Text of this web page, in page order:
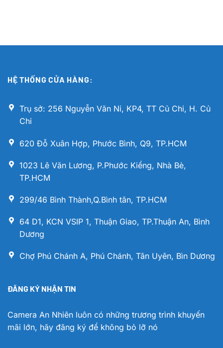
HỆ THỐNG CỬA HÀNG:
Trụ sở: 256 Nguyễn Văn Ni, KP4, TT Củ Chi, H. Củ
Chi
620 Đỗ Xuân Hợp, Phước Bình, Q9, TP.HCM
1023 Lê Văn Lương, P.Phước Kiểng, Nhà Bè,
TP.HCM
299/46 Bình Thành,Q.Bình tân, TP.HCM
64 D1, KCN VSIP 1, Thuận Giao, TP.Thuận An, Bình
Dương
Chợ Phú Chánh A, Phú Chánh, Tân Uyên, Bìn Dương
ĐĂNG KÝ NHẬN TIN
Camera An Nhiên luôn có những trương trình khuyến
mãi lớn, hãy đăng ký để không bỏ lỡ nó